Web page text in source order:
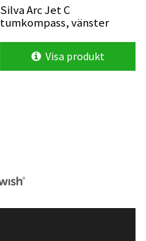
Silva Arc Jet C
tumkompass, vänster
Visa produkt